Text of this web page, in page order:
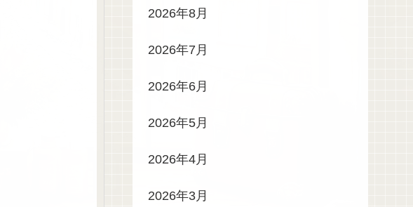
2026年8月
2026年7月
2026年6月
2026年5月
2026年4月
2026年3月